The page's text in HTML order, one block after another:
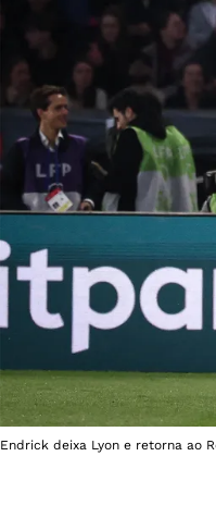
Endrick deixa Lyon e retorna ao